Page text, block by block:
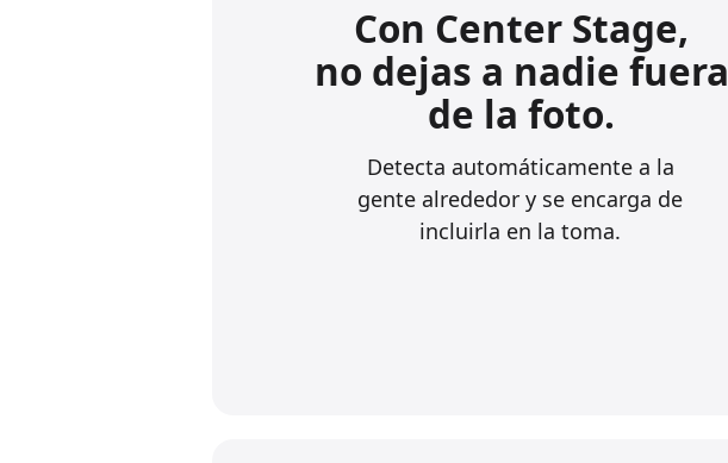
Con Center Stage,
no dejas a nadie fuera
de la foto.
Detecta automáticamente a la
gente alrededor y se encarga de
incluirla en la toma.